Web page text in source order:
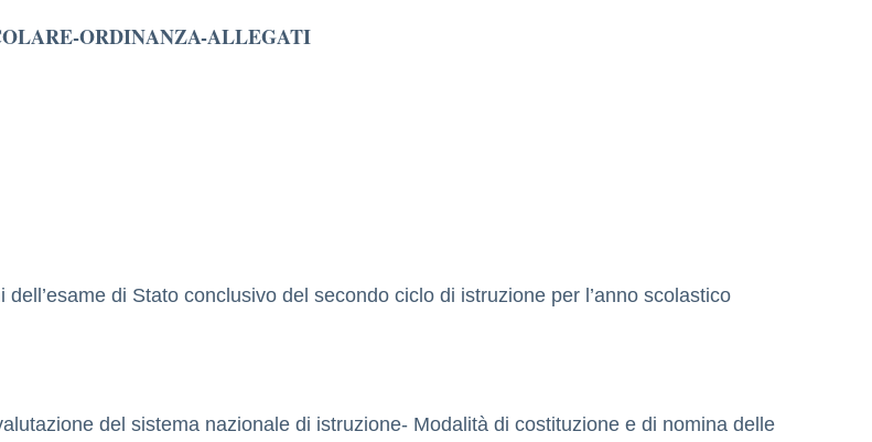
ORDINANZA-ALLEGATI
di Stato conclusivo del secondo ciclo di istruzione per l’anno scolastico
del sistema nazionale di istruzione- Modalità di costituzione e di nomina delle